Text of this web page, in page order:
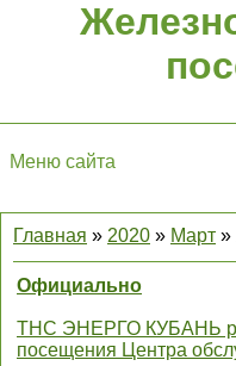
Меню сайта
Главная » 2020 » Март »
Официально
ТНС ЭНЕРГО КУБАНЬ
посещения Центра